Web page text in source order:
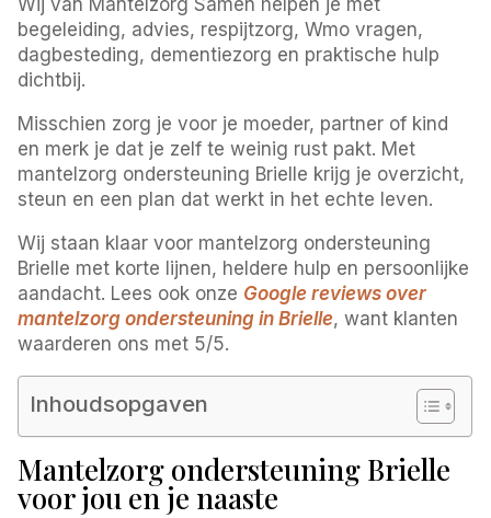
begeleiding, advies, respijtzorg, Wmo vragen,
dagbesteding, dementiezorg en praktische hulp
dichtbij.
Misschien zorg je voor je moeder, partner of kind
en merk je dat je zelf te weinig rust pakt. Met
mantelzorg ondersteuning Brielle krijg je overzicht,
steun en een plan dat werkt in het echte leven.
Wij staan klaar voor mantelzorg ondersteuning
Brielle met korte lijnen, heldere hulp en persoonlijke
aandacht. Lees ook onze Google reviews over
mantelzorg ondersteuning in Brielle, want klanten
waarderen ons met 5/5.
Inhoudsopgaven
Mantelzorg ondersteuning Brielle
voor jou en je naaste